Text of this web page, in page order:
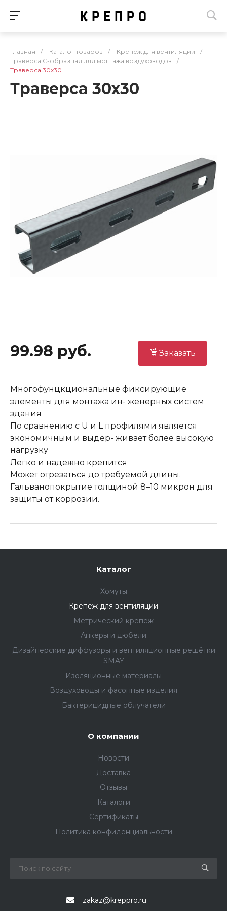
Главная / Каталог товаров / Крепеж для вентиляции
/
Траверса С-образная для монтажа воздуховодов
/
Траверса 30х30
Траверса 30х30
99.98 руб. Заказать
Многофунцкциональные фиксирующие
элементы для монтажа ин- женерных систем
здания
По сравнению с U и L профилями является
экономичным и выдер- живает более высокую
нагрузку
Легко и надежно крепится
Может отрезаться до требуемой длины.
Гальванопокрытие толщиной 8–10 микрон для
защиты от коррозии.
Каталог
Хомуты
Крепеж для вентиляции
Метрический крепеж
Анкеры и дюбели
Дизайнерские диффузоры и вентиляционные решётки
SMAY
Изоляционные материалы
Воздуховоды и фасонные изделия
Бактерицидные облучатели
О компании
Новости
Доставка
Отзывы
Каталоги
Сертификаты
Политика конфиденциальности
zakaz@kreppro.ru